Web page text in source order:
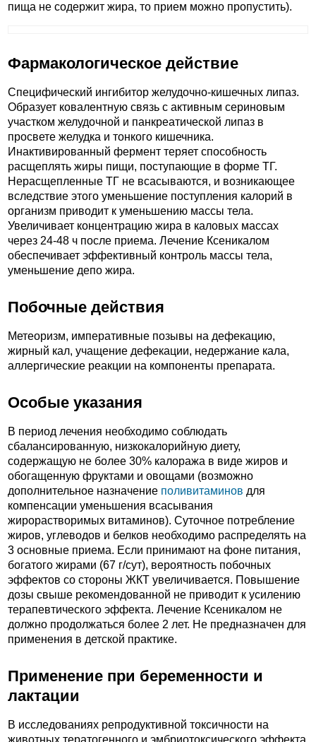
пища не содержит жира, то прием можно пропустить).
Фармакологическое действие
Специфический ингибитор желудочно-кишечных липаз.
Образует ковалентную связь с активным сериновым
участком желудочной и панкреатической липаз в
просвете желудка и тонкого кишечника.
Инактивированный фермент теряет способность
расщеплять жиры пищи, поступающие в форме ТГ.
Нерасщепленные ТГ не всасываются, и возникающее
вследствие этого уменьшение поступления калорий в
организм приводит к уменьшению массы тела.
Увеличивает концентрацию жира в каловых массах
через 24-48 ч после приема. Лечение Ксеникалом
обеспечивает эффективный контроль массы тела,
уменьшение депо жира.
Побочные действия
Метеоризм, императивные позывы на дефекацию,
жирный кал, учащение дефекации, недержание кала,
аллергические реакции на компоненты препарата.
Особые указания
В период лечения необходимо соблюдать
сбалансированную, низкокалорийную диету,
содержащую не более 30% калоража в виде жиров и
обогащенную фруктами и овощами (возможно
дополнительное назначение поливитаминов для
компенсации уменьшения всасывания
жирорастворимых витаминов). Суточное потребление
жиров, углеводов и белков необходимо распределять на
3 основные приема. Если принимают на фоне питания,
богатого жирами (67 г/сут), вероятность побочных
эффектов со стороны ЖКТ увеличивается. Повышение
дозы свыше рекомендованной не приводит к усилению
терапевтического эффекта. Лечение Ксеникалом не
должно продолжаться более 2 лет. Не предназначен для
применения в детской практике.
Применение при беременности и
лактации
В исследованиях репродуктивной токсичности на
животных тератогенного и эмбриотоксического эффекта